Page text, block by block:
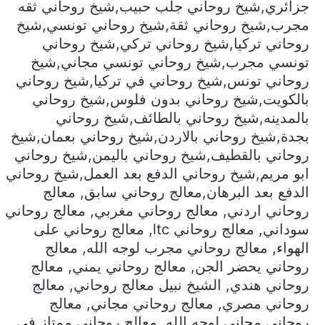
جزائري,شيخ روحاني جلب حبيب,شيخ روحاني ثقه
مجرب,شيخ روحاني ثقة,شيخ روحاني تونسي,شيخ
روحاني تركيا,شيخ روحاني تركي,شيخ روحاني
تونسي مجرب,شيخ روحاني تونسي مجاني,شيخ
روحاني تونس,شيخ روحاني في تركيا,شيخ روحاني
بالكويت,شيخ روحاني بدون فلوس,شيخ روحاني
بالمدينه,شيخ روحاني بالطائف,شيخ روحاني
بجدة,شيخ روحاني بالاردن,شيخ روحاني بعمان,شيخ
روحاني بالقطيف,شيخ روحاني باليمن,شيخ روحاني
ابو مريم,شيخ روحاني الدفع بعد العمل,شيخ روحاني
الدفع بعد البرهان,معالج روحاني سابق, معالج
روحاني اردني, معالج روحاني مغربي, معالج روحاني
سوداني, معالج روحاني ltc, معالج روحاني على
الهواء, معالج روحاني مجرب لوجه الله, معالج
روحاني يحضر الجن, معالج روحاني يمني, معالج
روحاني هندي, الشيخ نبيل معالج روحاني, معالج
روحاني مصري, معالج روحاني مجاني, معالج